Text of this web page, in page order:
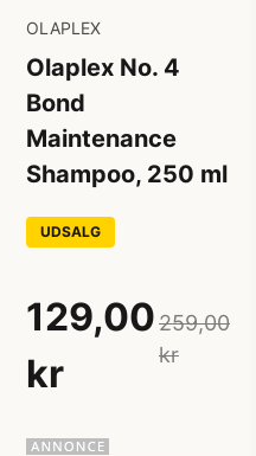
OLAPLEX
Olaplex No. 4
Bond
Maintenance
Shampoo, 250 ml
UDSALG
129,00
kr
259,00
kr